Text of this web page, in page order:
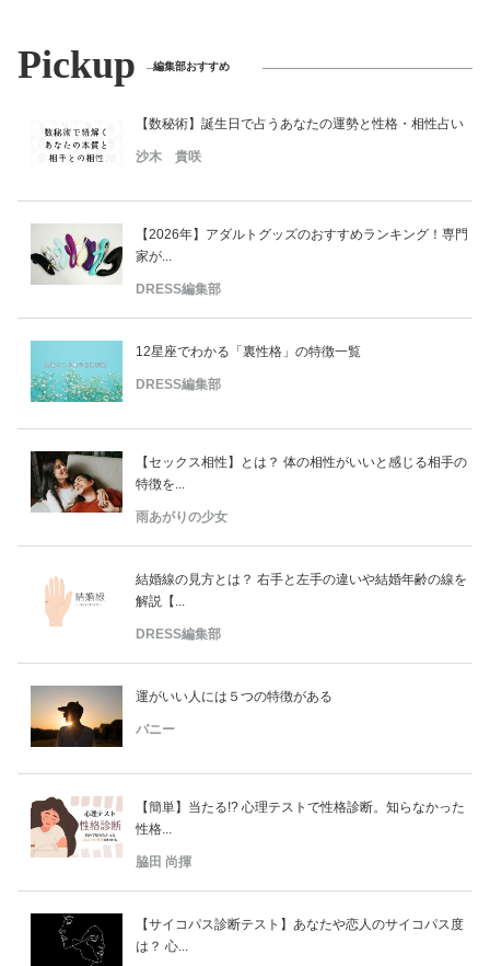
Pickup 編集部おすすめ
【数秘術】誕生日で占うあなたの運勢と性格・相性占い
沙木 貴咲
【2026年】アダルトグッズのおすすめランキング！専門
家が...
DRESS編集部
12星座でわかる「裏性格」の特徴一覧
DRESS編集部
【セックス相性】とは？ 体の相性がいいと感じる相手の
特徴を...
雨あがりの少女
結婚線の見方とは？ 右手と左手の違いや結婚年齢の線を
解説【...
DRESS編集部
運がいい人には５つの特徴がある
バニー
【簡単】当たる!? 心理テストで性格診断。知らなかった
性格...
脇田 尚揮
【サイコパス診断テスト】あなたや恋人のサイコパス度
は？ 心...